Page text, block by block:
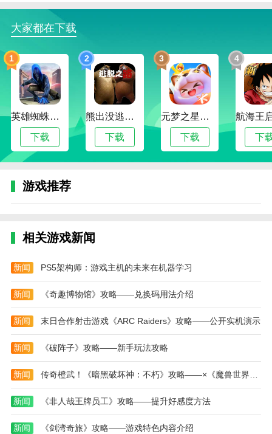
比如让小度学习新的技能，听懂我们说的话之类
的。就像小米的小爱机器人一样。而且这款APP是可以
直接去购买可以连接的百度商品的哦！需要的用户快来
下载吧！
应用特色
1、语音助手超便捷，一句话召唤小度来帮你
2、可以轻松拥有black技术，您可以定制自己的内
容，每一个都非常有趣
3、新增小地图搜索目的地查询更方便
4、支持批量导入通讯录，快速找到你的联系人
1、有四五次了。晚上睡觉声控关灯，第二天起来
没开灯，直接出门了。晚上回来，发现灯是亮着的，查
了历史记录，没有发现开灯指令，不知是灯泡问题还是
小度问题。另外小度大金刚，偶尔会看到在没说话的时
候，上面灯带会有红色转圈圈，不知是不是在偷偷发指
令
2、小度，是百度推出的一款人工智能助手，使用
该工具可以连接品牌智能硬件，通过它就能使用语音控
制智能设备，这会给为生活带来更多便捷的体验
3、半夜三更发短信告诉我续费会员成功，把我吵
醒了，那个看护助手，我明明设置了时间段，刚设置完
退出点进去一看又变成全天看护，搞得半夜三更在那里
告诉我屏幕前有人在动，想吓死我吗，还有想找客服永
大家都在下载
1
英雄蜘蛛侠绳索格斗城市模拟器
下载
2
熊出没逃脱之路
下载
3
元梦之星手游下载2024最新版
下载
4
下
游戏推荐
相关游戏新闻
新闻 PS5架构师：游戏主机的未来在机器学习
新闻 《奇趣博物馆》攻略——兑换码用法介绍
新闻 末日合作射击游戏《ARC Raiders》攻略——公开实机演示
新闻 《破阵子》攻略——新手玩法攻略
新闻
新闻 《非人哉王牌员工》攻略——提升好感度方法
新闻 《剑湾奇旅》攻略——游戏特色内容介绍